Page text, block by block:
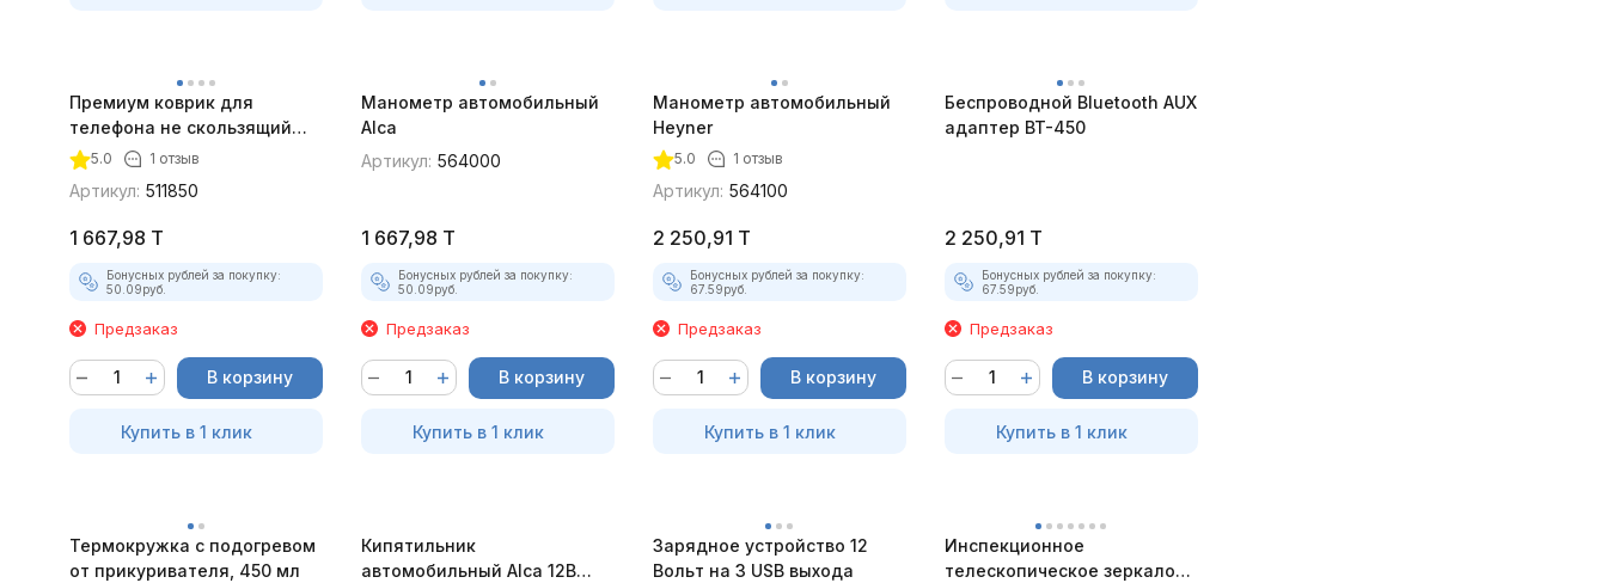
Премиум коврик для
телефона не скользящий
Heyner
5.0 1 отзыв
Артикул: 511850
1 667,98 T
Бонусных рублей за покупку:
50.09руб.
Предзаказ
В корзину
Купить в 1 клик
Манометр автомобильный
Alca
Артикул: 564000
1 667,98 T
Бонусных рублей за покупку:
50.09руб.
Предзаказ
В корзину
Купить в 1 клик
Манометр автомобильный
Heyner
5.0 1 отзыв
Артикул: 564100
2 250,91 T
Бонусных рублей за покупку:
67.59руб.
Предзаказ
В корзину
Купить в 1 клик
Беспроводной Bluetooth AUX
адаптер BT-450
2 250,91 T
Бонусных рублей за покупку:
67.59руб.
Предзаказ
В корзину
Купить в 1 клик
Термокружка с подогревом
от прикуривателя, 450 мл
Кипятильник
автомобильный Alca 12В
Зарядное устройство 12
Вольт на 3 USB выхода
Инспекционное
телескопическое зеркало